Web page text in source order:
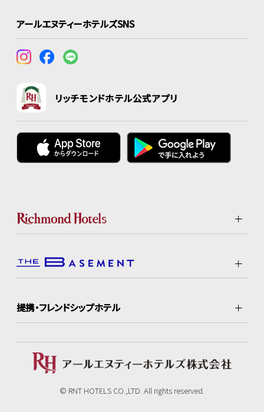
アールエヌティーホテルズSNS
リッチモンドホテル公式アプリ
提携・フレンドシップホテル
© RNT HOTELS CO.,LTD. All rights reserved.